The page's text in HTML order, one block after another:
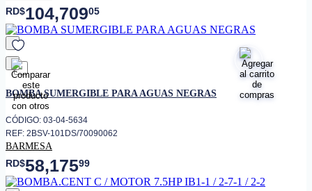
RD$104,70905
favorito
BOMBA SUMERGIBLE PARA AGUAS NEGRAS
CÓDIGO: 03-04-5634
REF: 2BSV-101DS/70090062
BARMESA
RD$58,17599